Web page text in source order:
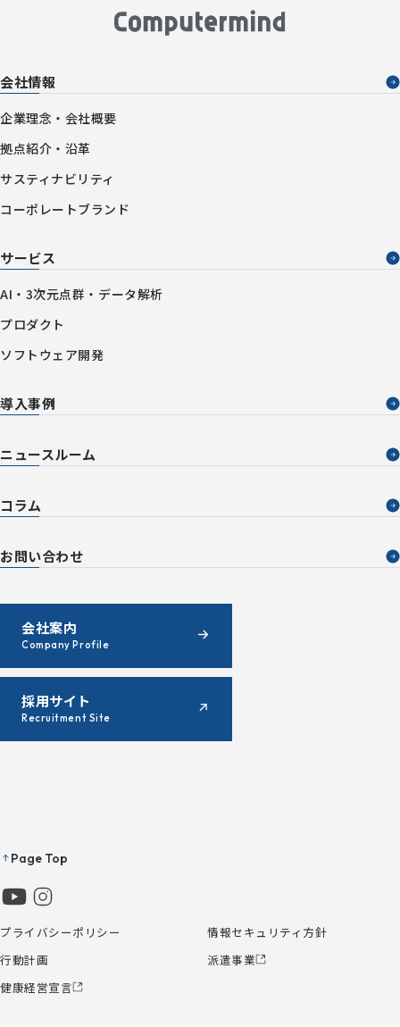
会社情報
企業理念・会社概要
拠点紹介・沿革
サスティナビリティ
コーポレートブランド
サービス
AI・3次元点群・データ解析
プロダクト
ソフトウェア開発
導入事例
ニュースルーム
コラム
お問い合わせ
会社案内
Company Profile
採用サイト
Recruitment Site
Page Top
プライバシーポリシー
情報セキュリティ方針
行動計画
派遣事業
健康経営宣言